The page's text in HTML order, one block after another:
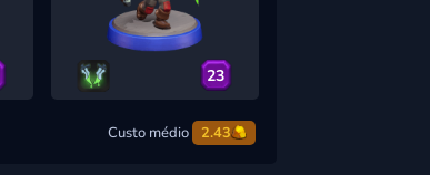
23
Custo médio 2.43